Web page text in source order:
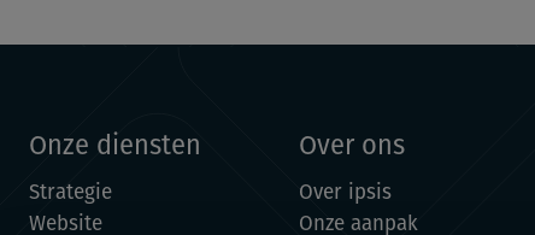
Onze diensten
Strategie
Website
Over ons
Over ipsis
Onze aanpak